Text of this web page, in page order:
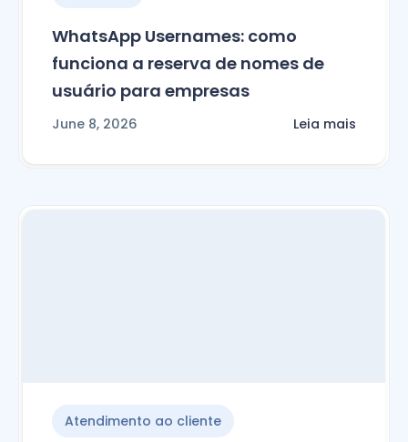
WhatsApp Usernames: como
funciona a reserva de nomes de
usuário para empresas
June 8, 2026 Leia mais
Atendimento ao cliente